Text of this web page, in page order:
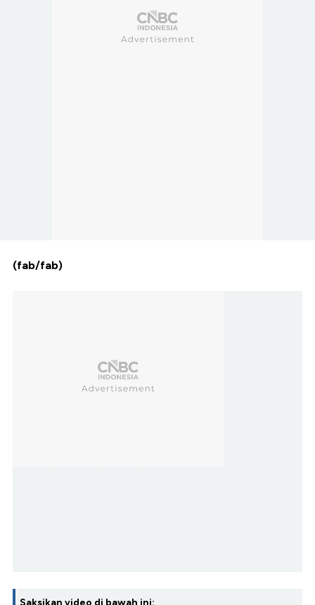
(fab/fab)